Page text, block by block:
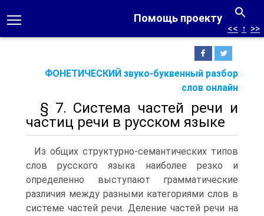
Помощь проекту
ФОНЕТИЧЕСКИЙ звуко-буквенный разбор
слов онлайн
<< ↑ >>
§ 7. Система частей речи и
частиц речи в русском языке
Из общих структурно-семантических типов
слов русского языка наиболее резко и
определенно выступают грамматические
различия между разными категориями слов в
системе частей речи. Деление частей речи на